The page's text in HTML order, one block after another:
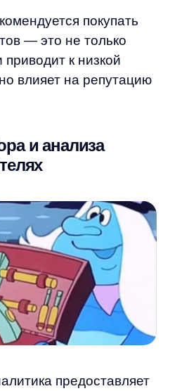
продаж
через
—
создает
посетителей
просмотра
(bounce rate)
продаж
данных с CRM-
кабинетами
до анализа его